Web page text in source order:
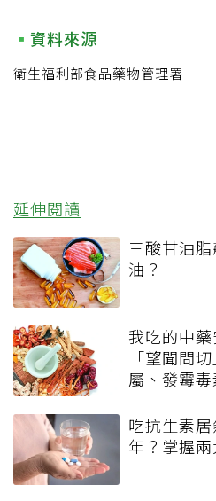
資料來源
衛生福利部食品藥物管理署
延伸閱讀
三酸甘油
油？
我吃的中
「望聞問
屬、發霉毒
吃抗生素
年？掌握